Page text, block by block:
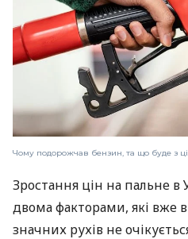
Чому подорожчав бензин, та що буде з
Зростання цін на пальне в
двома факторами, які вже
значних рухів не